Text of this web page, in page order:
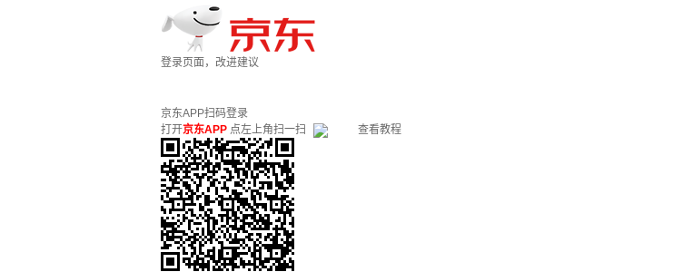
登录页面，改进建议
京东APP扫码登录
打开京东APP 点左上角扫一扫 查看教程